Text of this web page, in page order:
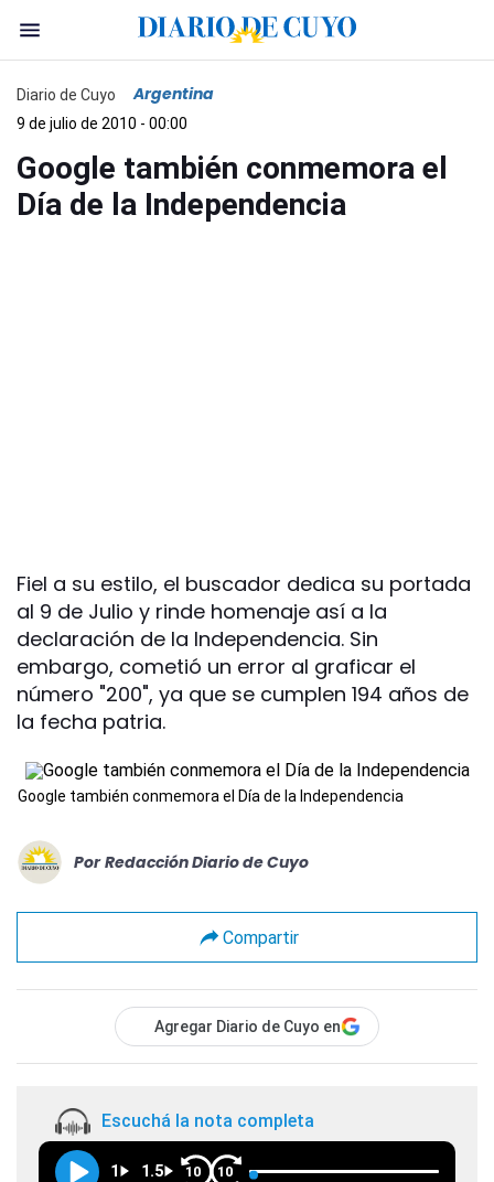
Diario de Cuyo Argentina
9 de julio de 2010 - 00:00
Google también conmemora el
Día de la Independencia
Fiel a su estilo, el buscador dedica su portada
al 9 de Julio y rinde homenaje así a la
declaración de la Independencia. Sin
embargo, cometió un error al graficar el
número "200", ya que se cumplen 194 años de
la fecha patria.
Google también conmemora el Día de la Independencia
Por Redacción Diario de Cuyo
Compartir
Agregar Diario de Cuyo en
Escuchá la nota completa
1 1.5 10 10